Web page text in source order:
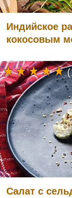
Индийское
кокосовым
Салат с